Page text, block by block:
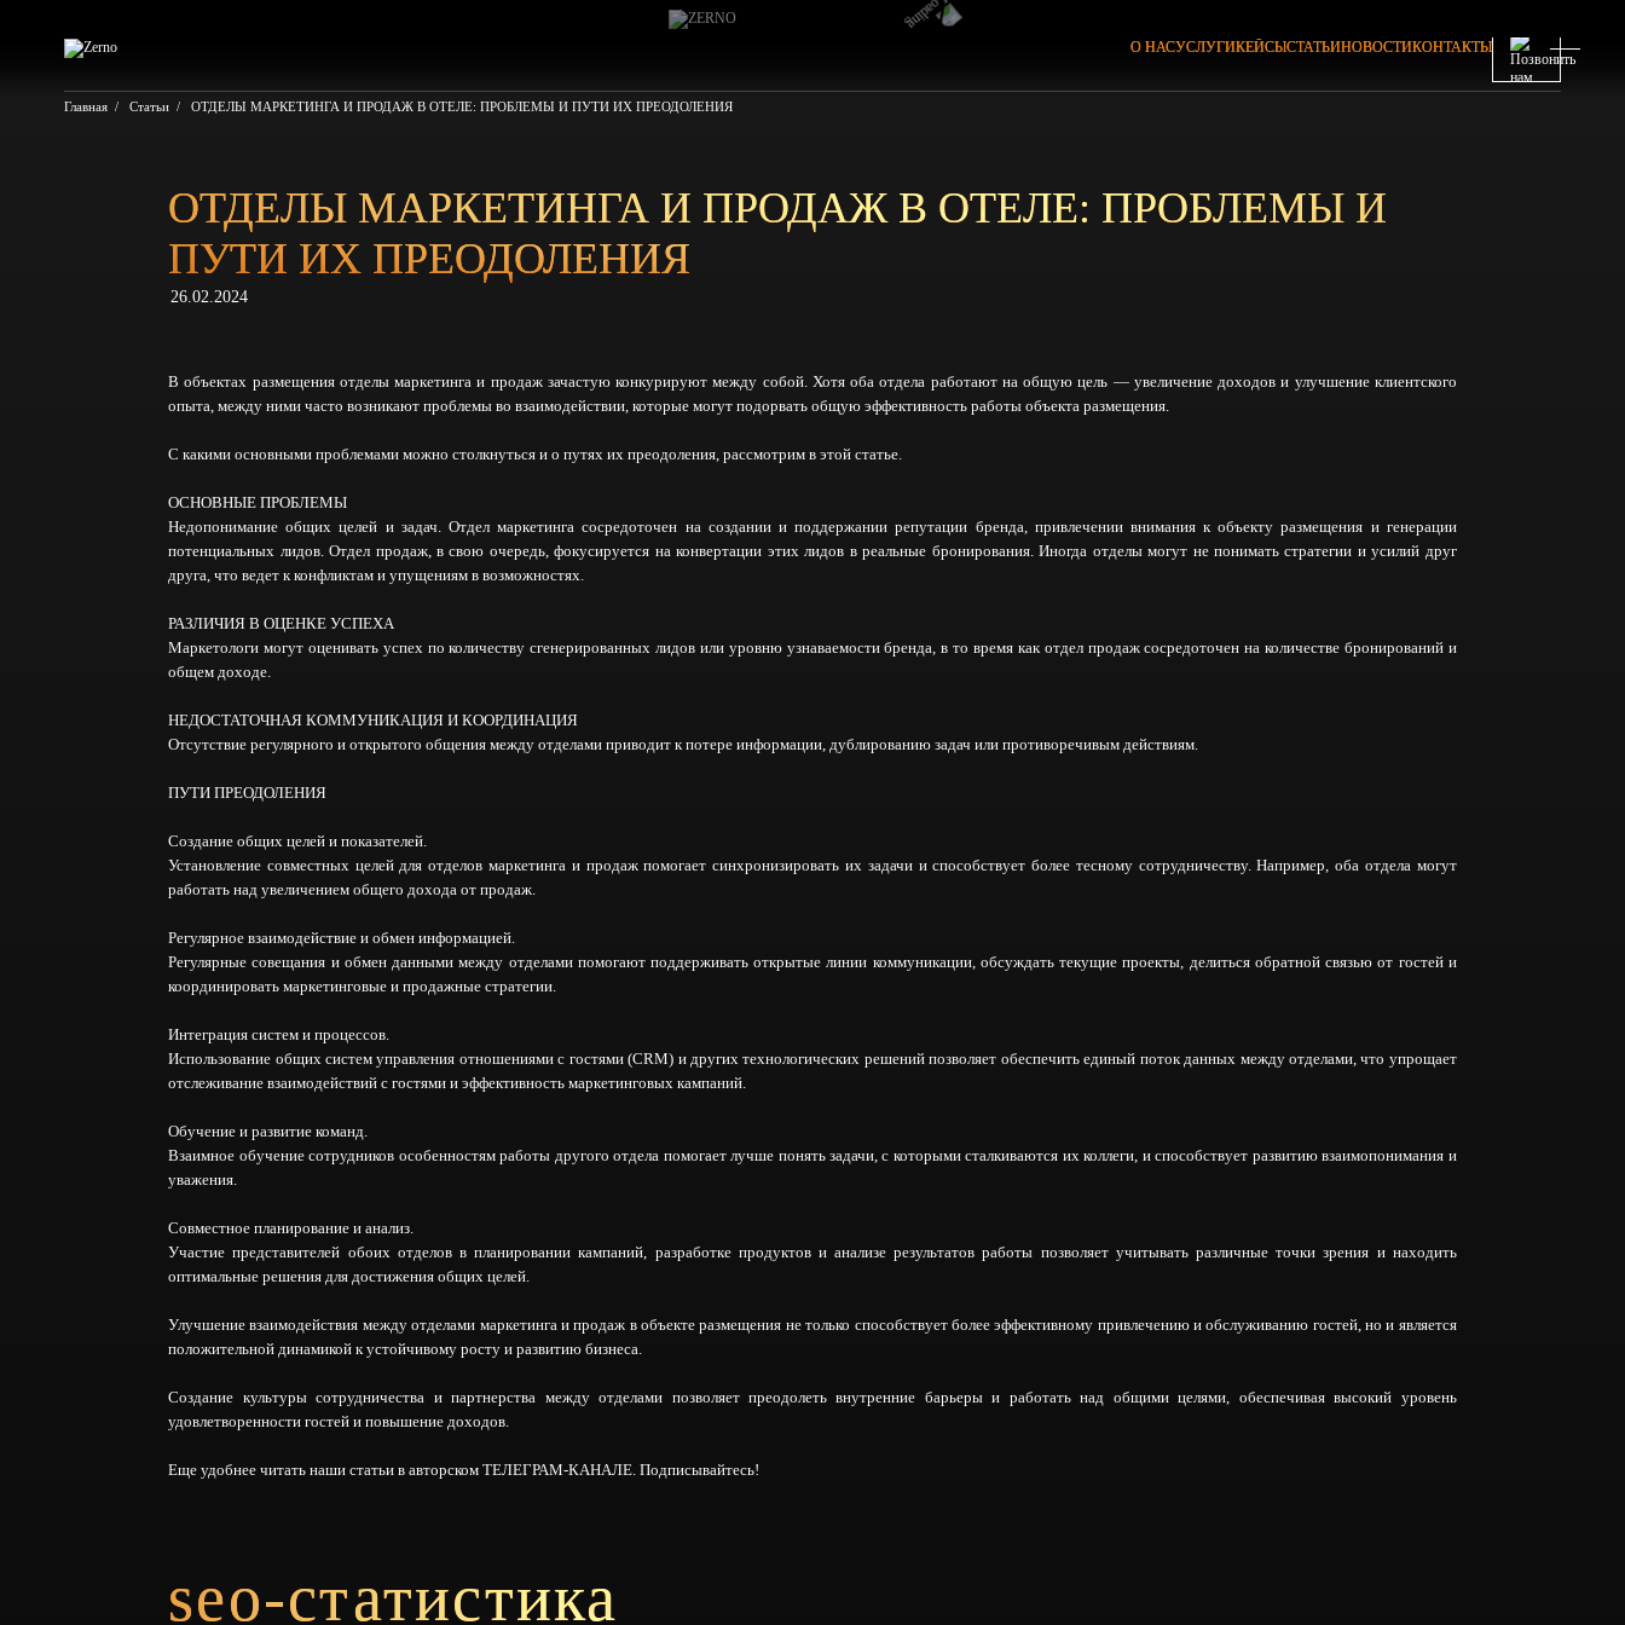
содержимому
О НАСУСЛУГИКЕЙСЫСТАТЬИНОВОСТИКОНТАКТЫ
Главная/ Статьи/ ОТДЕЛЫ МАРКЕТИНГА И ПРОДАЖ В ОТЕЛЕ: ПРОБЛЕМЫ И ПУТИ ИХ ПРЕОДОЛЕНИЯ
ОТДЕЛЫ МАРКЕТИНГА И ПРОДАЖ В ОТЕЛЕ: ПРОБЛЕМЫ И
ПУТИ ИХ ПРЕОДОЛЕНИЯ
26.02.2024
В объектах размещения отделы маркетинга и продаж зачастую конкурируют между собой. Хотя оба отдела работают на общую цель — увеличение доходов и улучшение клиентского
опыта, между ними часто возникают проблемы во взаимодействии, которые могут подорвать общую эффективность работы объекта размещения.
С какими основными проблемами можно столкнуться и о путях их преодоления, рассмотрим в этой статье.
ОСНОВНЫЕ ПРОБЛЕМЫ
Недопонимание общих целей и задач. Отдел маркетинга сосредоточен на создании и поддержании репутации бренда, привлечении внимания к объекту размещения и генерации
потенциальных лидов. Отдел продаж, в свою очередь, фокусируется на конвертации этих лидов в реальные бронирования. Иногда отделы могут не понимать стратегии и усилий друг
друга, что ведет к конфликтам и упущениям в возможностях.
РАЗЛИЧИЯ В ОЦЕНКЕ УСПЕХА
Маркетологи могут оценивать успех по количеству сгенерированных лидов или уровню узнаваемости бренда, в то время как отдел продаж сосредоточен на количестве бронирований и
общем доходе.
НЕДОСТАТОЧНАЯ КОММУНИКАЦИЯ И КООРДИНАЦИЯ
Отсутствие регулярного и открытого общения между отделами приводит к потере информации, дублированию задач или противоречивым действиям.
ПУТИ ПРЕОДОЛЕНИЯ
Создание общих целей и показателей.
Установление совместных целей для отделов маркетинга и продаж помогает синхронизировать их задачи и способствует более тесному сотрудничеству. Например, оба отдела могут
работать над увеличением общего дохода от продаж.
Регулярное взаимодействие и обмен информацией.
Регулярные совещания и обмен данными между отделами помогают поддерживать открытые линии коммуникации, обсуждать текущие проекты, делиться обратной связью от гостей и
координировать маркетинговые и продажные стратегии.
Интеграция систем и процессов.
Использование общих систем управления отношениями с гостями (CRM) и других технологических решений позволяет обеспечить единый поток данных между отделами, что упрощает
отслеживание взаимодействий с гостями и эффективность маркетинговых кампаний.
Обучение и развитие команд.
Взаимное обучение сотрудников особенностям работы другого отдела помогает лучше понять задачи, с которыми сталкиваются их коллеги, и способствует развитию взаимопонимания и
уважения.
Совместное планирование и анализ.
Участие представителей обоих отделов в планировании кампаний, разработке продуктов и анализе результатов работы позволяет учитывать различные точки зрения и находить
оптимальные решения для достижения общих целей.
Улучшение взаимодействия между отделами маркетинга и продаж в объекте размещения не только способствует более эффективному привлечению и обслуживанию гостей, но и является
положительной динамикой к устойчивому росту и развитию бизнеса.
Создание культуры сотрудничества и партнерства между отделами позволяет преодолеть внутренние барьеры и работать над общими целями, обеспечивая высокий уровень
удовлетворенности гостей и повышение доходов.
Еще удобнее читать наши статьи в авторском TЕЛЕГРАМ-КАНАЛЕ.Подписывайтесь!
seo-статистикаДата и время для звонка